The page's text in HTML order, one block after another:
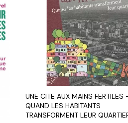
UNE CITE AUX MAINS FERTILES
QUAND LES HABITANTS
TRANSFORMENT LEUR